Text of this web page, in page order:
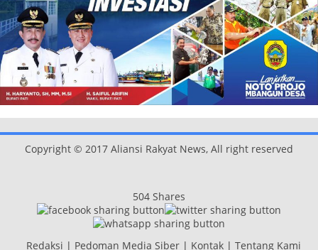
Copyright © 2017 Aliansi Rakyat News, All right reserved
504 Shares
Redaksi | Pedoman Media Siber| Kontak| Tentang Kami